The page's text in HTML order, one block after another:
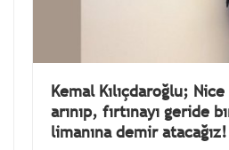
Kemal Kılıçdaroğlu; Nice
arınıp, fırtınayı geride
limanına demir atacağız!